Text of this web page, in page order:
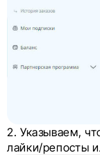
2. Указываем,
лайки/репосты